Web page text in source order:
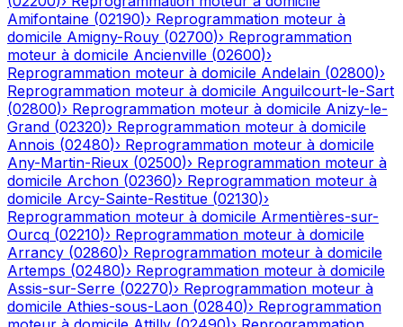
Amifontaine (02190)› Reprogrammation moteur à
domicile Amigny-Rouy (02700)› Reprogrammation
moteur à domicile Ancienville (02600)›
Reprogrammation moteur à domicile Andelain (02800)›
Reprogrammation moteur à domicile Anguilcourt-le-Sart
(02800)› Reprogrammation moteur à domicile Anizy-le-
Grand (02320)› Reprogrammation moteur à domicile
Annois (02480)› Reprogrammation moteur à domicile
Any-Martin-Rieux (02500)› Reprogrammation moteur à
domicile Archon (02360)› Reprogrammation moteur à
domicile Arcy-Sainte-Restitue (02130)›
Reprogrammation moteur à domicile Armentières-sur-
Ourcq (02210)› Reprogrammation moteur à domicile
Arrancy (02860)› Reprogrammation moteur à domicile
Artemps (02480)› Reprogrammation moteur à domicile
Assis-sur-Serre (02270)› Reprogrammation moteur à
domicile Athies-sous-Laon (02840)› Reprogrammation